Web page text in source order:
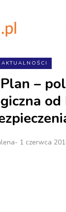
AKTUALNOŚCI
–
od
- 1 czerwca